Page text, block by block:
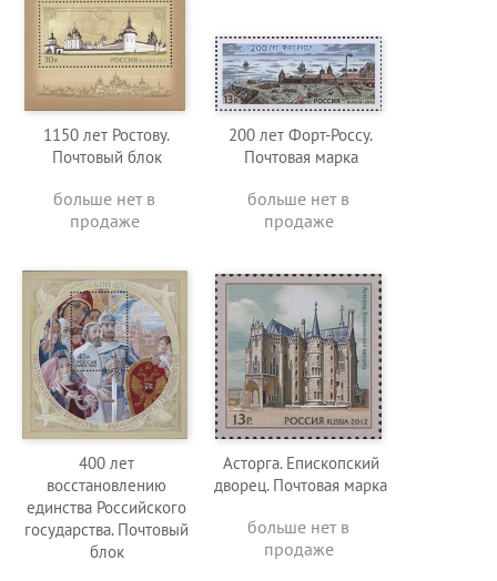
1150 лет Ростову.
Почтовый блок
больше нет в
продаже
200 лет Форт-Россу.
Почтовая марка
больше нет в
продаже
400 лет
восстановлению
единства Российского
государства. Почтовый
блок
Асторга. Епископский
дворец. Почтовая марка
больше нет в
продаже